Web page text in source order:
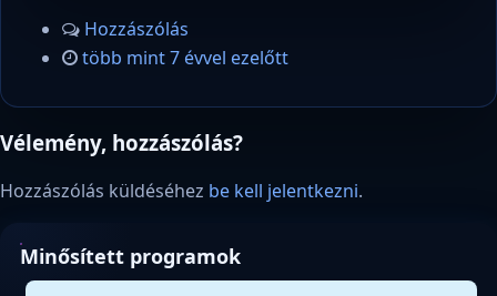
Hozzászólás
több mint 7 évvel ezelőtt
Vélemény, hozzászólás?
Hozzászólás küldéséhez be kell jelentkezni.
Minősített programok